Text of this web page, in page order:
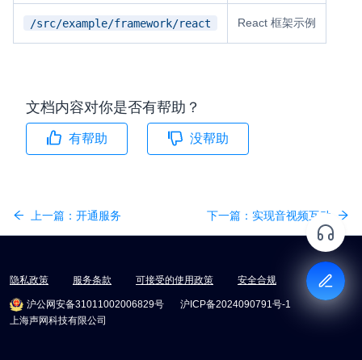
/src/example/framework/react React 框架示例
文档内容对你是否有帮助？
有帮助 没帮助
上一篇： 开通服务 下一篇： 实现音视频互动
隐私政策 服务条款 可接受的使用政策 安全合规
沪公网安备31011002006829号
沪ICP备2024090791号-1
上海声网科技有限公司